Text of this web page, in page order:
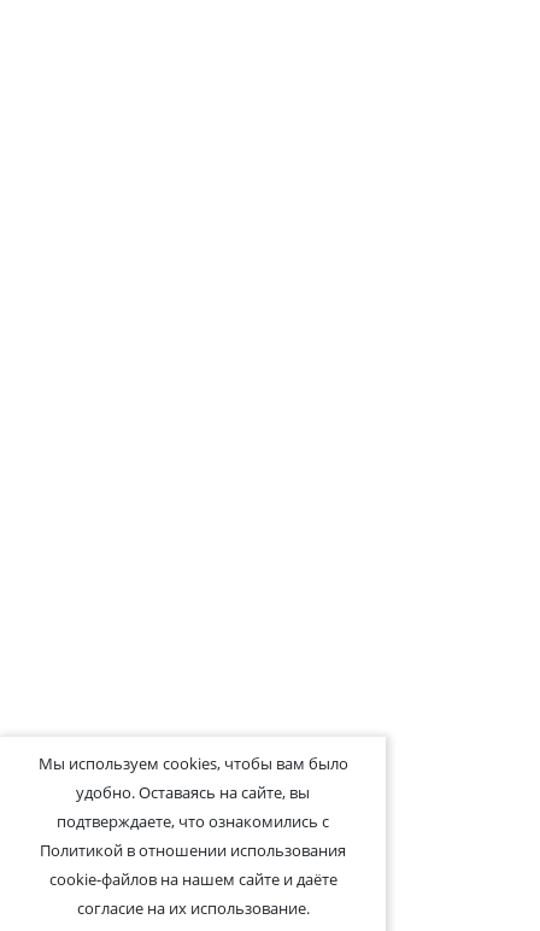
Мы используем cookies, чтобы вам было
удобно. Оставаясь на сайте, вы
подтверждаете, что ознакомились с
Политикой в отношении использования
cookie-файлов на нашем сайте и даёте
согласие на их использование.